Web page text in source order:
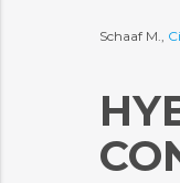
Schaaf M.,